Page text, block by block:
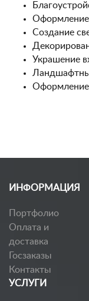
Оформление
Создание
Украшение
Оформление
ИНФОРМАЦИЯ
Портфолио
Оплата и
доставка
Госзаказы
Контакты
УСЛУГИ